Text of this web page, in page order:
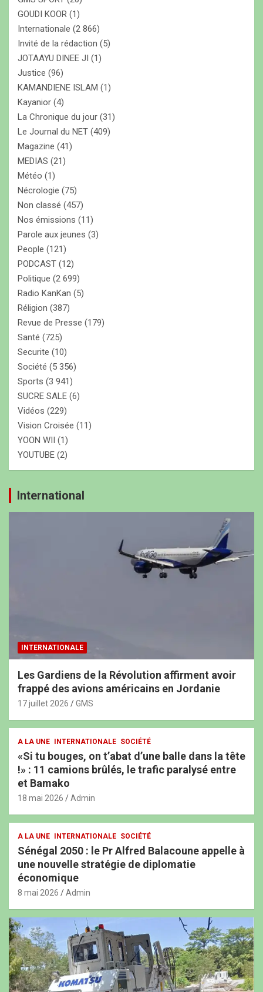
GOUDI KOOR (1)
Internationale (2 866)
Invité de la rédaction (5)
JOTAAYU DINEE JI (1)
Justice (96)
KAMANDIENE ISLAM (1)
Kayanior (4)
La Chronique du jour (31)
Le Journal du NET (409)
Magazine (41)
MEDIAS (21)
Météo (1)
Nécrologie (75)
Non classé (457)
Nos émissions (11)
Parole aux jeunes (3)
People (121)
PODCAST (12)
Politique (2 699)
Radio KanKan (5)
Réligion (387)
Revue de Presse (179)
Santé (725)
Securite (10)
Société (5 356)
Sports (3 941)
SUCRE SALE (6)
Vidéos (229)
Vision Croisée (11)
YOON WII
(1)
YOUTUBE (2)
International
INTERNATIONALE
Les Gardiens de la Révolution affirment avoir
frappé des avions américains en Jordanie
17 juillet 2026 GMS
A LA UNE INTERNATIONALE SOCIÉTÉ
«Si tu bouges, on t’abat d’une balle dans la tête
!» : 11 camions brûlés, le trafic paralysé entre
et Bamako
18 mai 2026 Admin
A LA UNE INTERNATIONALE SOCIÉTÉ
Sénégal 2050 : le Pr Alfred Balacoune appelle à
une nouvelle stratégie de diplomatie
économique
8 mai 2026 Admin